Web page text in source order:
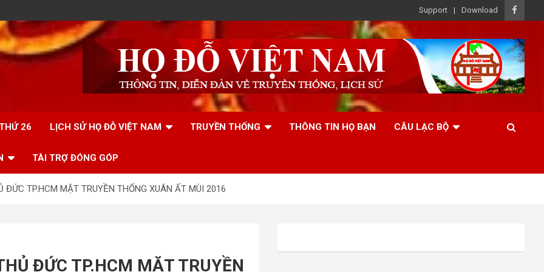
Support Download
26 LỊCH SỬ HỌ ĐỖ VIỆT NAM TRUYỀN THỐNG THÔNG TIN HỌ BẠN CÂU LẠC BỘ
TÀI TRỢ ĐÓNG GÓP
TP.HCM MẶT TRUYỀN THỐNG XUÂN ẤT MÙI 2016
ĐỨC TP.HCM MẶT TRUYỀN